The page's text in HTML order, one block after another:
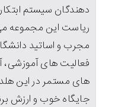
ریاست این مجموعه
مجرب و اساتید
فعالیت های آموزشی،
های مستمر در این
جایگاه خوب و ارزش